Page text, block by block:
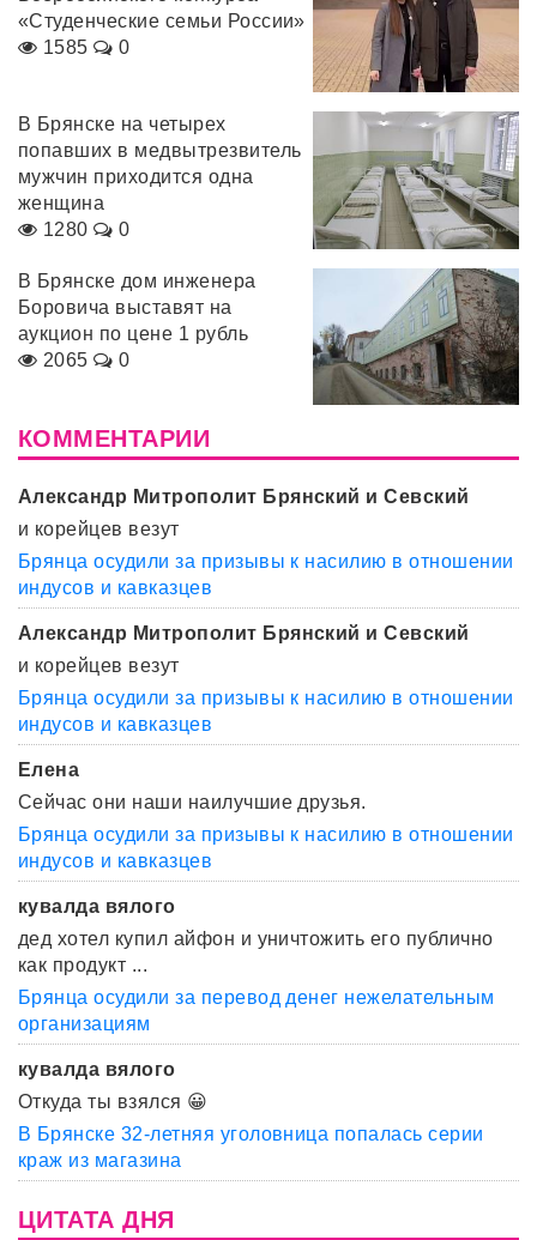
«Студенческие семьи России»
1585
0
В Брянске на четырех
попавших в медвытрезвитель
мужчин приходится одна
женщина
1280
0
В Брянске дом инженера
Боровича выставят на
аукцион по цене 1 рубль
2065
0
КОММЕНТАРИИ
Александр Митрополит Брянский и Севский
и корейцев везут
Брянца осудили за призывы к насилию в отношении
индусов и кавказцев
Александр Митрополит Брянский и Севский
и корейцев везут
Брянца осудили за призывы к насилию в отношении
индусов и кавказцев
Елена
Сейчас они наши наилучшие друзья.
Брянца осудили за призывы к насилию в отношении
индусов и кавказцев
кувалда вялого
дед хотел купил айфон и уничтожить его публично
как продукт ...
Брянца осудили за перевод денег нежелательным
организациям
кувалда вялого
Откуда ты взялся 😀
В Брянске 32-летняя уголовница попалась серии
краж из магазина
ЦИТАТА ДНЯ